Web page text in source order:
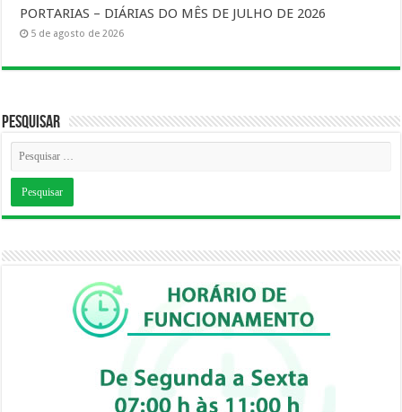
PORTARIAS – DIÁRIAS DO MÊS DE JULHO DE 2026
5 de agosto de 2026
Pesquisar